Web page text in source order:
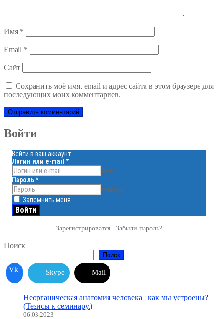
Имя *
Email *
Сайт
Сохранить моё имя, email и адрес сайта в этом браузере для
последующих моих комментариев.
Войти
Войти в ваш аккаунт
Логин или e-mail *
face
Пароль*
visibility
Запомнить меня
Зарегистрироватся | Забыли пароль?
Поиск
Поиск
Vk Skype Mail
Неорганическая анатомия человека : как мы устроены?
(Тезисы к семинару.)
06.03.2023